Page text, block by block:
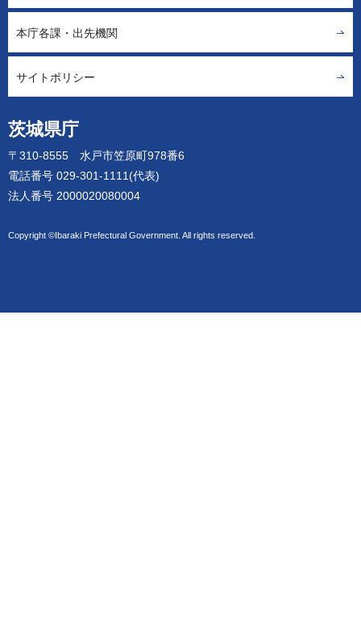
茨城県庁
〒310-8555 水戸市笠原町978番6
電話番号 029-301-1111(代表)
法人番号 2000020080004
Copyright ©Ibaraki Prefectural Government. All rights reserved.
本庁各課・出先機関
サイトポリシー